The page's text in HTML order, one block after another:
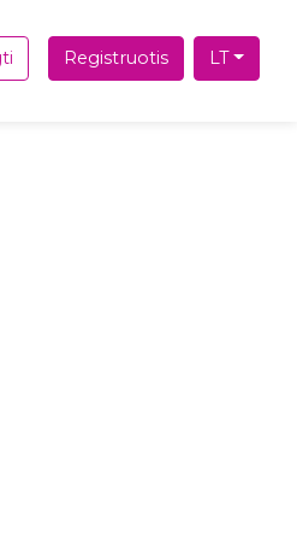
Registruotis LT